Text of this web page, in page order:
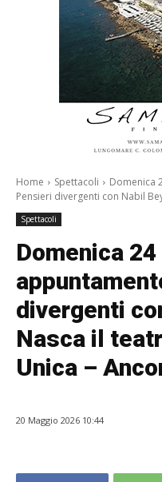
Home Spettacoli
Domenica
Pensieri divergenti con Nabil
Spettacoli
Domenica
divergenti
Nasca il
Unica –
20 Maggio 2026 10:44